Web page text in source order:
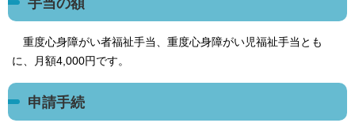
重度心身障がい者福祉手当、重度心身障がい児福祉手当とも
に、月額4,000円です。
申請手続